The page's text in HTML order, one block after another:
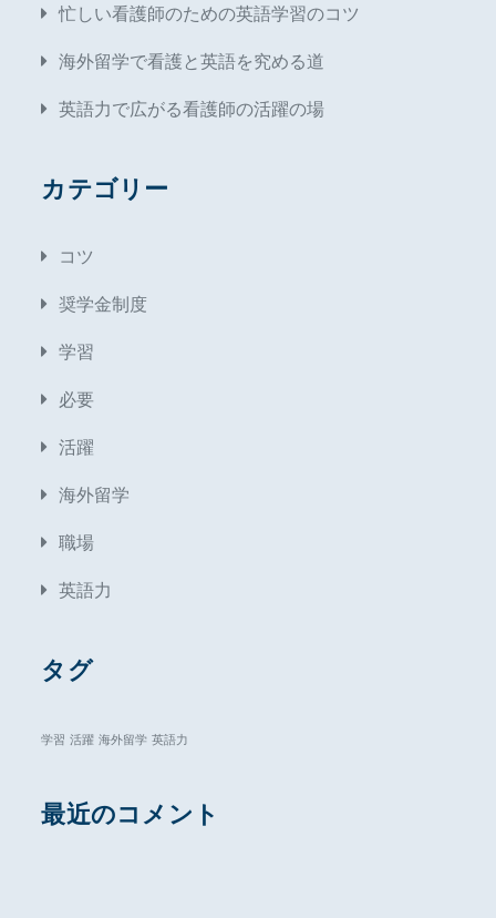
忙しい看護師のための英語学習のコツ
海外留学で看護と英語を究める道
英語力で広がる看護師の活躍の場
カテゴリー
コツ
奨学金制度
学習
必要
活躍
海外留学
職場
英語力
タグ
学習 活躍 海外留学 英語力
最近のコメント